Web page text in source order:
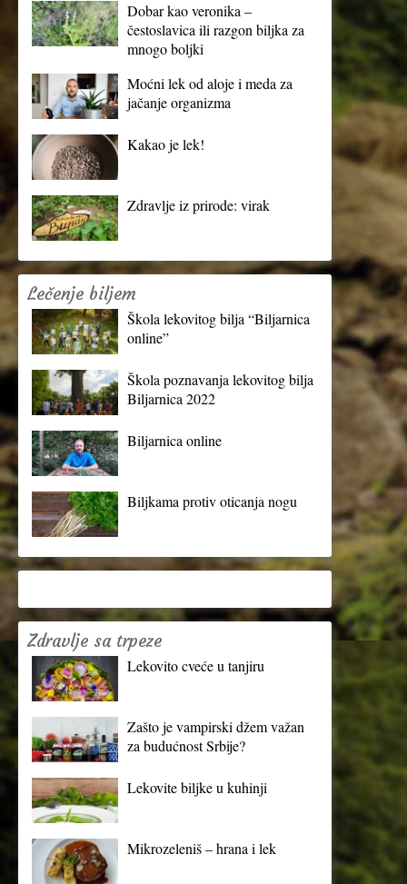
Dobar kao veronika –
čestoslavica ili razgon biljka za
mnogo boljki
Moćni lek od aloje i meda za
jačanje organizma
Kakao je lek!
Zdravlje iz prirode: virak
Lečenje biljem
Škola lekovitog bilja “Biljarnica
online”
Škola poznavanja lekovitog bilja
Biljarnica 2022
Biljarnica online
Biljkama protiv oticanja nogu
Zdravlje sa trpeze
Lekovito cveće u tanjiru
Zašto je vampirski džem važan
za budućnost Srbije?
Lekovite biljke u kuhinji
Mikrozeleniš – hrana i lek